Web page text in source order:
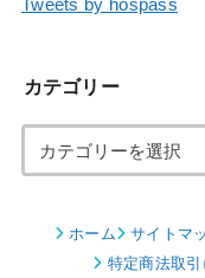
Tweets by hospass
カテゴリー
ホーム サイトマ
特定商法取